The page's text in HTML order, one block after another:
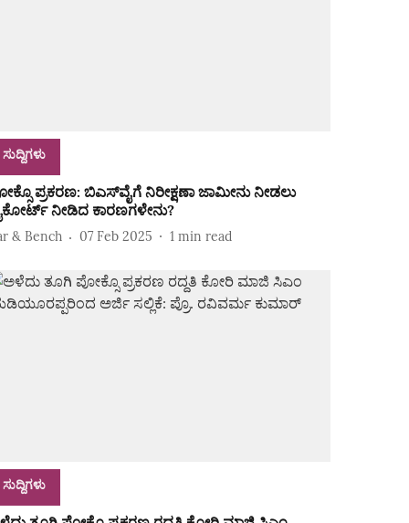
ಸುದ್ದಿಗಳು
ಪ್ರಕರಣ: ಬಿಎಸ್‌ವೈಗೆ ನಿರೀಕ್ಷಣಾ ಜಾಮೀನು ನೀಡಲು
ನೀಡಿದ ಕಾರಣಗಳೇನು?
& Bench 07 Feb 2025 1 min read
ಸುದ್ದಿಗಳು